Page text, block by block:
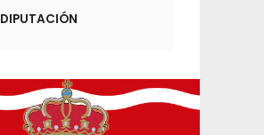
DIPUTACIÓN